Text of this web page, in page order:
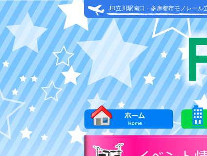
JR立川駅南口・多摩都市モノレール